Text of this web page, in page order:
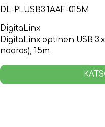
DL-PLUSB3.1AAF-015M
DigitaLinx
DigitaLinx optinen USB
naaras), 15m